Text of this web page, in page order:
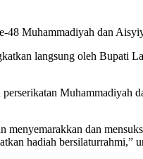
48 Muhammadiyah dan
langsung oleh Bupati
dan
hadiah bersilaturrahmi,”